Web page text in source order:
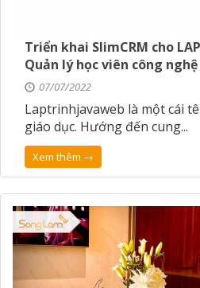
Triển khai SlimCRM cho
Quản lý học viên công nghệ
07/07/2022
Laptrinhjavaweb là một cái
giáo dục. Hướng đến cung...
Xem thêm →